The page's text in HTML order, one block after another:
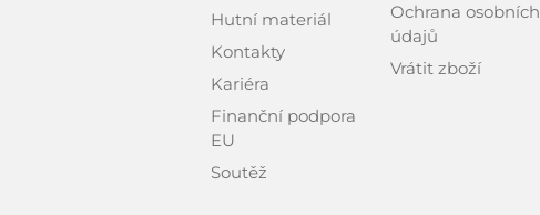
Hutní materiál
Kontakty
Kariéra
Finanční podpora
EU
Soutěž
Ochrana osobních
údajů
Vrátit zboží